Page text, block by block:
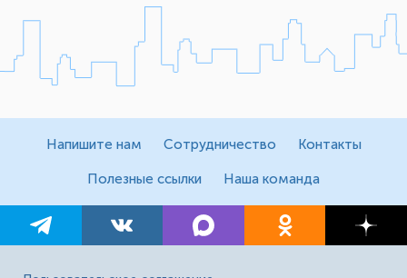
Напишите нам Сотрудничество Контакты
Полезные ссылки Наша команда